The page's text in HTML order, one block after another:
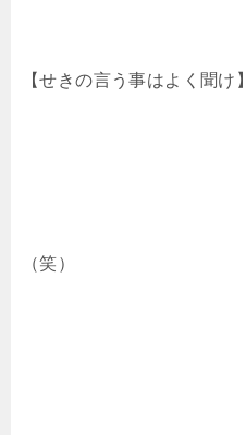
【せきの言う事はよく聞け】
（笑）